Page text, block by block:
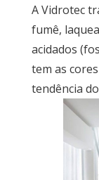
A Vidrotec
fumê,
acidados
tem as
tendência